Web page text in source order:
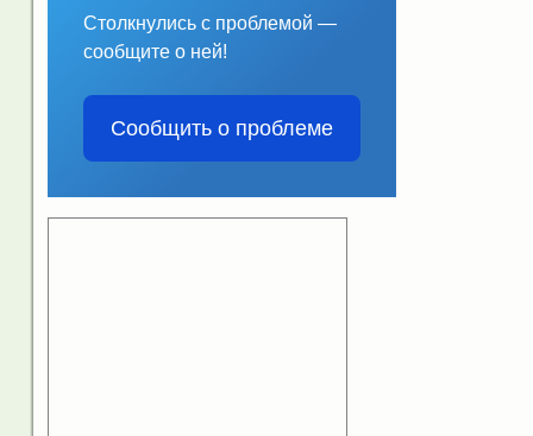
Столкнулись с проблемой —
сообщите о ней!
Сообщить о проблеме